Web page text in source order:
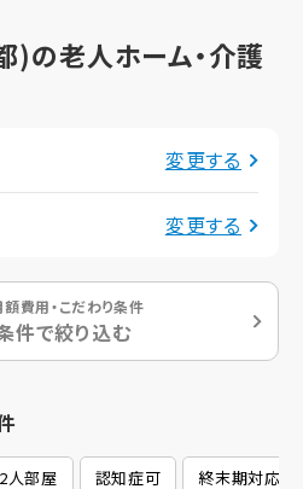
の老人ホーム・介護
変更する
変更する
額費用・こだわり条件
件で絞り込む
人部屋 認知症可 終末期対応